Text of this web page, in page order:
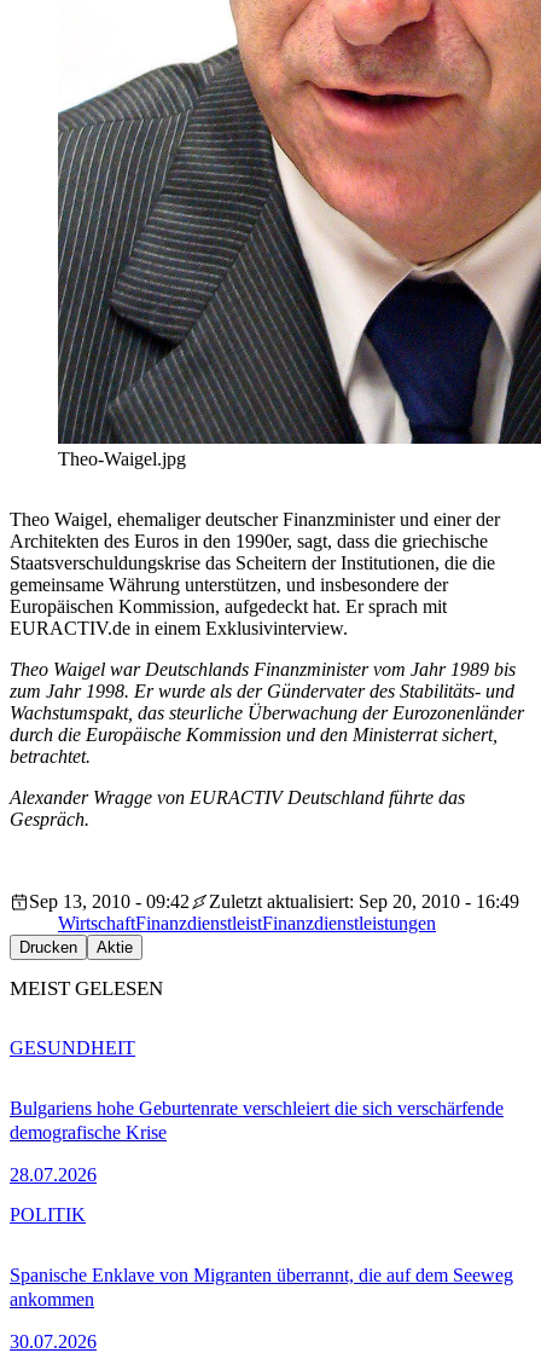
Theo-Waigel.jpg
Theo Waigel, ehemaliger deutscher Finanzminister und einer der
Architekten des Euros in den 1990er, sagt, dass die griechische
Staatsverschuldungskrise das Scheitern der Institutionen, die die
gemeinsame Währung unterstützen, und insbesondere der
Europäischen Kommission, aufgedeckt hat. Er sprach mit
EURACTIV.de in einem Exklusivinterview.
Theo Waigel war Deutschlands Finanzminister vom Jahr 1989 bis
zum Jahr 1998. Er wurde als der Gündervater des Stabilitäts- und
Wachstumspakt, das steurliche Überwachung der Eurozonenländer
durch die Europäische Kommission und den Ministerrat sichert,
betrachtet.
Alexander Wragge von EURACTIV Deutschland führte das
Gespräch.
Sep 13, 2010 - 09:42
Zuletzt aktualisiert: Sep 20, 2010 - 16:49
WirtschaftFinanzdienstleistFinanzdienstleistungen
Drucken Aktie
MEIST GELESEN
Bulgariens hohe Geburtenrate verschleiert die sich verschärfende
demografische Krise
28.07.2026
GESUNDHEIT
Spanische Enklave von Migranten überrannt, die auf dem Seeweg
ankommen
30.07.2026
POLITIK